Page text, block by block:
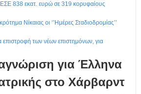
838 εκατ. ευρώ σε 319 κορυφαίους
Νίκαιας οι ‘’Ημέρες Σταδιοδρομίας’’
των νέων επιστημόνων, για
για Έλληνα
στο Χάρβαρντ